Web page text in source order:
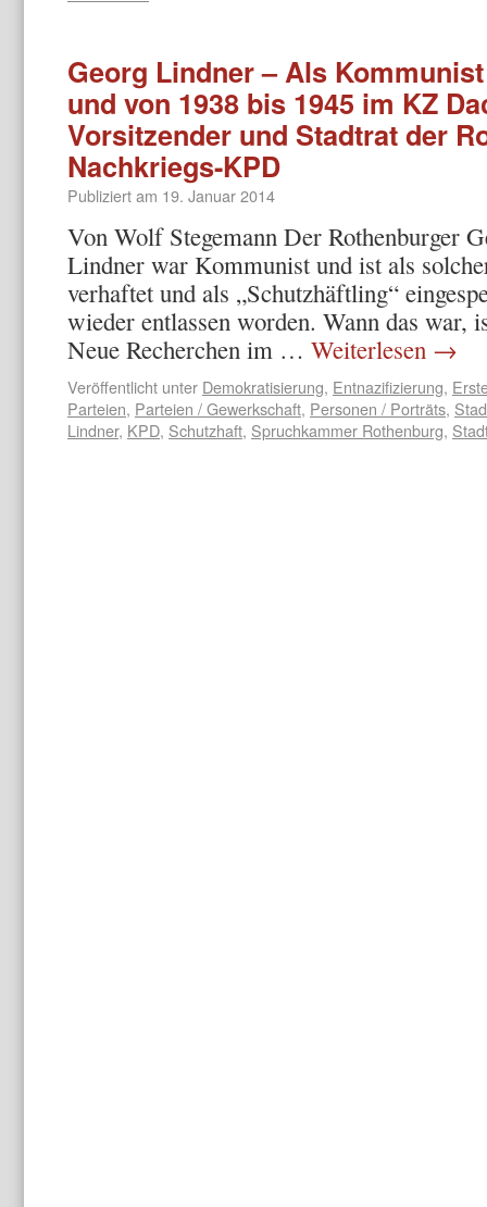
Georg Lindner – Als
und von 1938 bis 1945 im KZ
Vorsitzender und Stadtrat der
Nachkriegs-KPD
Publiziert am 19. Januar 2014
Von Wolf Stegemann Der Rothenburger
Lindner war Kommunist und ist als
verhaftet und als „Schutzhäftling“
wieder entlassen worden. Wann das war,
Neue Recherchen im … Weiterlesen →
Veröffentlicht unter Demokratisierung, Entnazifizierung,
Parteien, Parteien / Gewerkschaft, Personen / Porträts,
Lindner, KPD, Schutzhaft, Spruchkammer Rothenburg,